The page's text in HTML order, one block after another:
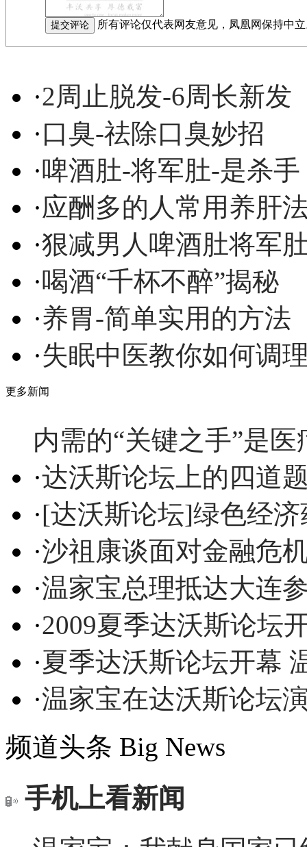
所有评论仅代表网友意见，凤凰网保持中
·2周止脱发-6周长新发
·口臭-祛除口臭妙招
·啤酒肚-将军肚-是杀手
·应酬多的人常用养肝
·狠减男人啤酒肚将军
·喝酒“千杯不醉”揭秘
·养胃-简单实用的方法
·失眠中医教你如何调
更多新闻
内需的“关键之手”是医
·达沃斯论坛上的四道
·[达沃斯论坛]绿色经
·沙祖康谈面对金融危
·温家宝总理抵达大连
·2009夏季达沃斯论坛
·夏季达沃斯论坛开幕
·温家宝在达沃斯论坛
频道头条 Big News
手机上看新闻